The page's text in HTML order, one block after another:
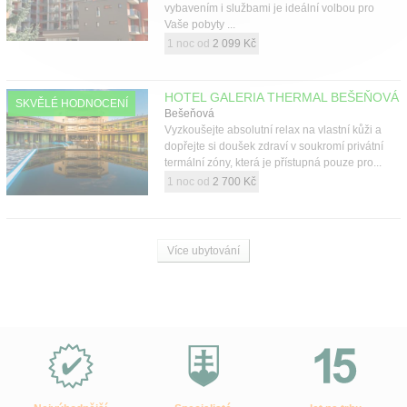
vybavením i službami je ideální volbou pro
Vaše pobyty ...
1 noc od 2 099 Kč
SKVĚLÉ HODNOCENÍ HOTEL GALERIA THERMAL BEŠEŇOVÁ
Bešeňová
Vyzkoušejte absolutní relax na vlastní kůži a
dopřejte si doušek zdraví v soukromí privátní
termální zóny, která je přístupná pouze pro...
1 noc od 2 700 Kč
Více ubytování
Slovensko.cz?